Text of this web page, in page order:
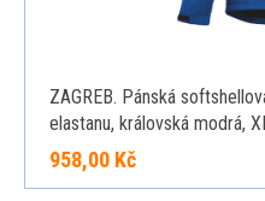
ZAGREB. Pánská
elastanu, královská modrá,
958,00 Kč